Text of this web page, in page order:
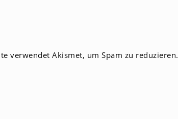
verwendet Akismet, um Spam zu reduzieren.